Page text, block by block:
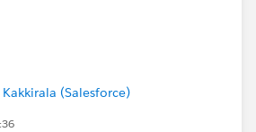
(Salesforce)